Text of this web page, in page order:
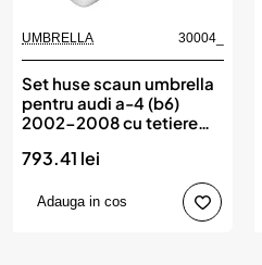
UMBRELLA 30004_
Set huse scaun umbrella
pentru audi a-4 (b6)
2002-2008 cu tetiere
793.41 lei
Adauga in cos